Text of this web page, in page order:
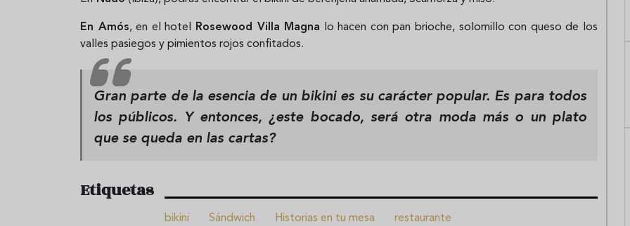
En Amós, en el hotel Rosewood Villa Magna lo hacen con pan brioche, solomillo con queso de los
valles pasiegos y pimientos rojos confitados.
Gran parte de la esencia de un bikini es su carácter popular. Es para todos
los públicos.
Y entonces, ¿este bocado, será otra moda más o un plato
que se queda en las cartas?
Etiquetas
bikini Sándwich Historias en tu mesa restaurante